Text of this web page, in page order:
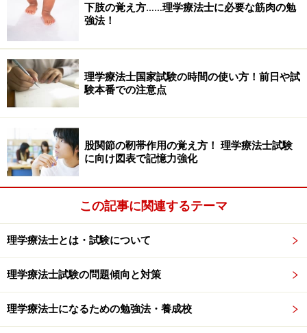
簡単！スパイログラムを図表化して記憶す
る方法
まずは五本の線を縦に描きます。
線は綺麗に描く必要はありませんが、できるだけ長さと線の
間隔は均等にそろえましょう。
右側に"吸呼"と縦に書きます。これは一番右の線だけで
吸呼の書き方としては、縦線の半分から上の部分に"吸"半分
から下の部分に"呼"といった位置関係が望ましいです。
下肢の覚え方……理学療法士に必要な筋肉の勉
強法！
理学療法士国家試験の時間の使い方！前日や試
験本番での注意点
股関節の靭帯作用の覚え方！ 理学療法士試験
に向け図表で記憶力強化
この記事に関連するテーマ
理学療法士とは・試験について
理学療法士試験の問題傾向と対策
理学療法士になるための勉強法・養成校